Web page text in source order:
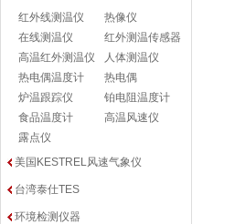
红外线测温仪
热像仪
在线测温仪
红外测温传感器
高温红外测温仪
人体测温仪
热电偶温度计
热电偶
炉温跟踪仪
铂电阻温度计
食品温度计
高温风速仪
露点仪
美国KESTREL风速气象仪
台湾泰仕TES
环境检测仪器